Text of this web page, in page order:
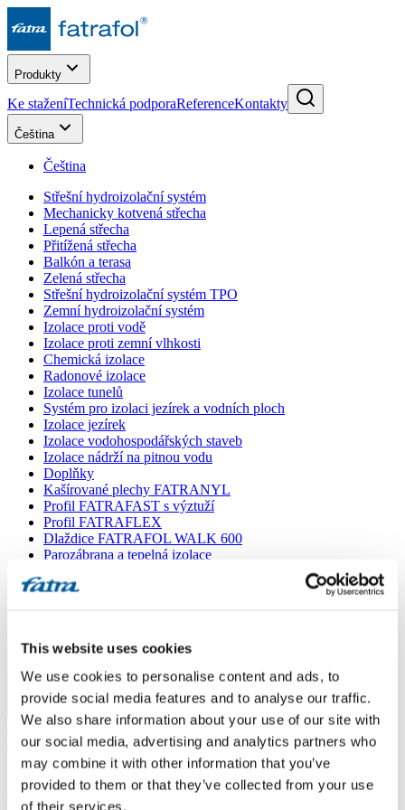
This website uses cookies
We use cookies to personalise content and ads, to
provide social media features and to analyse our traffic.
We also share information about your use of our site with
our social media, advertising and analytics partners who
may combine it with other information that you’ve
provided to them or that they’ve collected from your use
of their services.
Produkty
Ke staženíTechnická podporaReferenceKontakty
Čeština
Čeština
Střešní hydroizolační systém
Mechanicky kotvená střecha
Lepená střecha
Přitížená střecha
Balkón a terasa
Zelená střecha
Střešní hydroizolační systém TPO
Zemní hydroizolační systém
Izolace proti vodě
Izolace proti zemní vlhkosti
Chemická izolace
Radonové izolace
Izolace tunelů
Systém pro izolaci jezírek a vodních ploch
Izolace jezírek
Izolace vodohospodářských staveb
Izolace nádrží na pitnou vodu
Doplňky
Kašírované plechy FATRANYL
Profil FATRAFAST s výztuží
Profil FATRAFLEX
Dlaždice FATRAFOL WALK 600
Parozábrana a tepelná izolace
Lepidla
Menu
Domů
Poradna/
Fatrafol na modifikovaný asfaltový pás
Fatrafol na modifikovaný asfaltový pás